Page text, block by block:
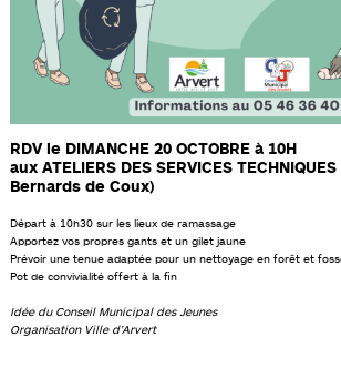
RDV le DIMANCHE 20 OCTOBRE à 10H
aux ATELIERS DES SERVICES
Bernards de Coux)
Départ à 10h30 sur les lieux de ramassage
Apportez vos propres gants et un gilet jaune
Prévoir une tenue adaptée pour un nettoyage en forêt et
Pot de convivialité offert à la fin
Idée du Conseil Municipal des Jeunes
Organisation Ville d’Arvert